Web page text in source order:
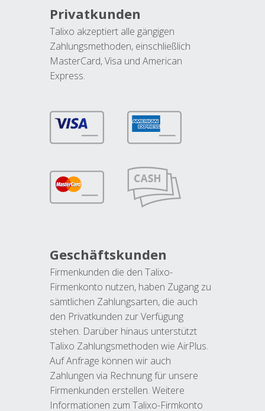
Privatkunden
Talixo akzeptiert alle gängigen
Zahlungsmethoden, einschließlich
MasterCard, Visa und American
Express.
Geschäftskunden
Firmenkunden die den Talixo-
Firmenkonto nutzen, haben Zugang zu
sämtlichen Zahlungsarten, die auch
den Privatkunden zur Verfügung
stehen. Darüber hinaus unterstützt
Talixo Zahlungsmethoden wie AirPlus.
Auf Anfrage können wir auch
Zahlungen via Rechnung für unsere
Firmenkunden erstellen. Weitere
Informationen zum Talixo-Firmkonto